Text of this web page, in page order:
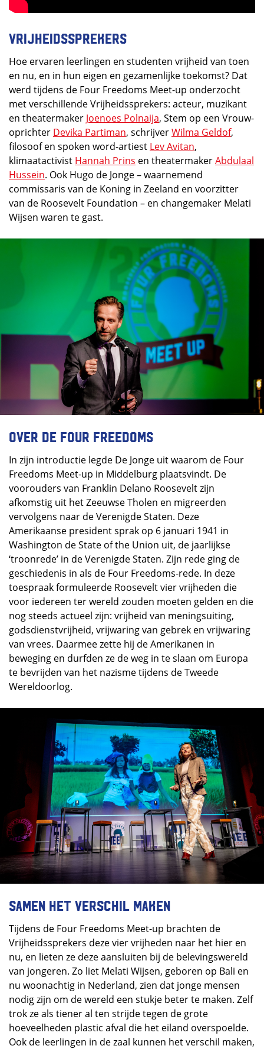
Vrijheidssprekers
Hoe ervaren leerlingen en studenten vrijheid van toen
en nu, en in hun eigen en gezamenlijke toekomst? Dat
werd tijdens de Four Freedoms Meet-up onderzocht
met verschillende Vrijheidssprekers: acteur, muzikant
en theatermaker Joenoes Polnaija, Stem op een Vrouw-
oprichter Devika Partiman, schrijverWilma Geldof,
filosoof en spoken word-artiest Lev Avitan,
klimaatactivist Hannah Prins en theatermakerAbdulaal
Hussein. Ook Hugo de Jonge – waarnemend
commissaris van de Koning in Zeeland en voorzitter
van de Roosevelt Foundation – en changemaker Melati
Wijsen waren te gast.
Over de Four Freedoms
In zijn introductie legde De Jonge uit waarom de Four
Freedoms Meet-up in Middelburg plaatsvindt. De
voorouders van Franklin Delano Roosevelt zijn
afkomstig uit het Zeeuwse Tholen en migreerden
vervolgens naar de Verenigde Staten. Deze
Amerikaanse president sprak op 6 januari 1941 in
Washington de State of the Union uit, de jaarlijkse
‘troonrede’ in de Verenigde Staten. Zijn rede ging de
geschiedenis in als de Four Freedoms-rede. In deze
toespraak formuleerde Roosevelt vier vrijheden die
voor iedereen ter wereld zouden moeten gelden en die
nog steeds actueel zijn: vrijheid van meningsuiting,
godsdienstvrijheid, vrijwaring van gebrek en vrijwaring
van vrees. Daarmee zette hij de Amerikanen in
beweging en durfden ze de weg in te slaan om Europa
te bevrijden van het nazisme tijdens de Tweede
Wereldoorlog.
Samen het verschil maken
Tijdens de Four Freedoms Meet-up brachten de
Vrijheidssprekers deze vier vrijheden naar het hier en
nu, en lieten ze deze aansluiten bij de belevingswereld
van jongeren. Zo liet Melati Wijsen, geboren op Bali en
nu woonachtig in Nederland, zien dat jonge mensen
nodig zijn om de wereld een stukje beter te maken. Zelf
trok ze als tiener al ten strijde tegen de grote
hoeveelheden plastic afval die het eiland overspoelde.
Ook de leerlingen in de zaal kunnen het verschil maken,